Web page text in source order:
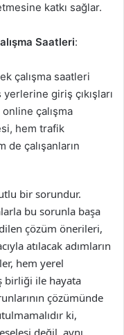
katkı sağlar.
Saatleri:
çalışma saatleri
giriş çıkışları
çalışma
hem trafik
de çalışanların
bir sorundur.
bu sorunla başa
çözüm önerileri,
atılacak adımların
hem yerel
birliği ile hayata
çözümünde
ki,
değil, aynı